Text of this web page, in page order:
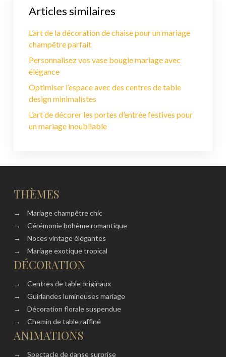
Articles similaires
L’art de la décoration de chaise pour un mariage
champêtre parfait
Personnalisez vos vase bougie mariage avec
élégance
Optimiser l’espace avec des centres de table
design minimalistes
L’art de décorer les portes d’entrée festives pour
un mariage inoubliable
THÈMES
→
Mariage champêtre chic
→
Cérémonie bohème romantique
→
Noces vintage élégantes
→
Mariage exotique tropical
DÉCORATION
→
Centres de table originaux
→
Guirlandes lumineuses mariage
→
Décoration florale suspendue
→
Chemin de table raffiné
ANIMATIONS
→ Spectacle de danse surprise